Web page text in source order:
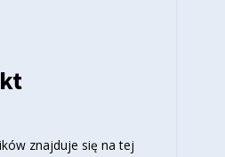
znajduje się na tej